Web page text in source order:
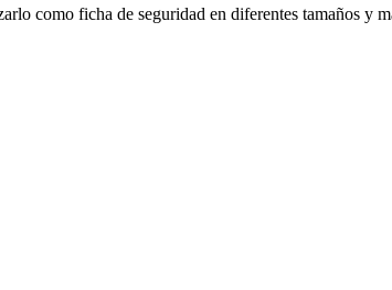
como ficha de seguridad en diferentes tamaños y